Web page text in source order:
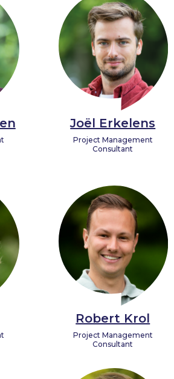
Joël Erkelens
Project Management
Consultant
Robert Krol
Project Management
Consultant